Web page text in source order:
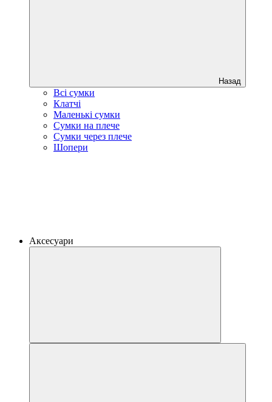
Назад
Всі сумки
Клатчі
Маленькі сумки
Сумки на плече
Сумки через плече
Шопери
Аксесуари